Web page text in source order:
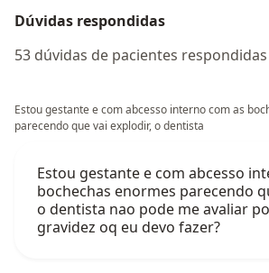
Dúvidas respondidas
53 dúvidas de pacientes
Estou gestante e com abcesso interno com as
parecendo que vai explodir, o dentista
Estou gestante e com abcesso
bochechas enormes parecendo
o dentista nao pode me avaliar
gravidez oq eu devo fazer?